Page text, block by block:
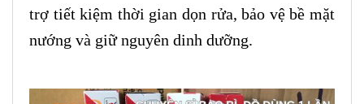
trợ tiết kiệm thời gian dọn rửa, bảo vệ bề mặt
nướng và giữ nguyên dinh dưỡng.